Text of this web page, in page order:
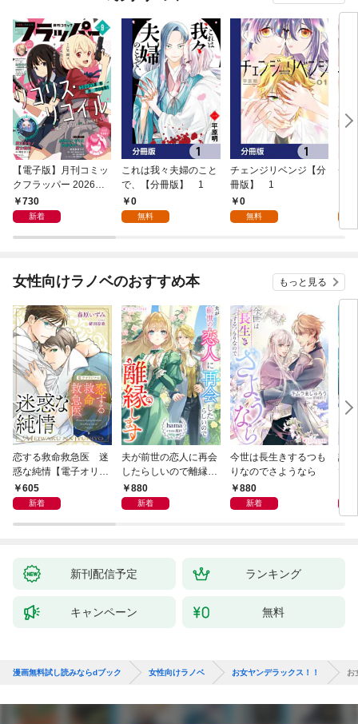
【電子版】月刊コミッ
クフラッパー 2026年9
月号730
新着
これは我々夫婦のこと
で、【分冊版】 1
0
無料
チェンジリベンジ【分
冊版】 1
0
無料
チ
女性向けラノベのおすすめ本 もっと見る
恋する救命救急医 迷
惑な純情【電子オリジ
ナル】
605
新着
夫が前世の恋人に再会
したらしいので離縁し
ます880
新着
今世は長生きするつも
りなのでさようなら
880
新着
話
で
新刊配信予定 ランキング
キャンペーン 無料
漫画無料試し読みならdブック 女性向けラノベ お女ヤンデラックス！！ お